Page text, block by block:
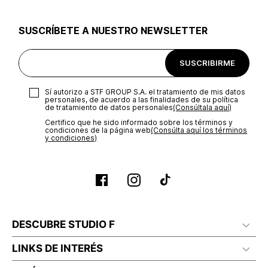
importante que el empaque sea el adecuado según la
integridad durante el proceso de transporte. El costo del
transporte será asumido por STF GROUP S.A.
con un agente de servicio al cliente quien te indicará los
pasos a seguir y posteriormente programará la recogida del
producto en la dirección acordada.
SUSCRÍBETE A NUESTRO NEWSLETTER
SUSCRIBIRME
Sí autorizo a STF GROUP S.A. el tratamiento de mis datos
personales, de acuerdo a las finalidades de su política
de tratamiento de datos personales‎(Consúltala aquí)
Certifico que he sido informado sobre los términos y
condiciones de la página web‎(Consúlta aquí los términos
y condiciones)
DESCUBRE STUDIO F
LINKS DE INTERÉS